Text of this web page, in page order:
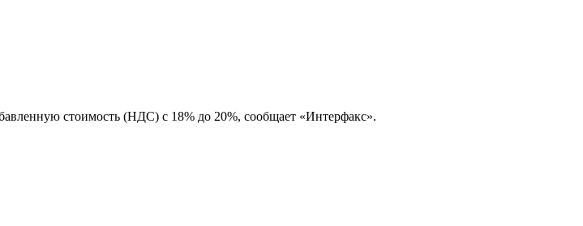
стоимость (НДС) с 18% до 20%, сообщает «Интерфакс».